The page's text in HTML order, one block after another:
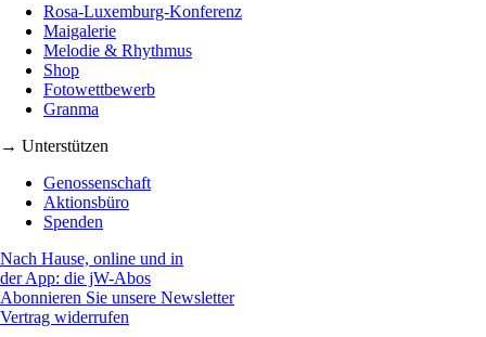
Rosa-Luxemburg-Konferenz
Maigalerie
Melodie & Rhythmus
Shop
Fotowettbewerb
Granma
→ Unterstützen
Genossenschaft
Aktionsbüro
Spenden
Nach Hause, online und in
der App: die jW-Abos
Abonnieren Sie unsere Newsletter
Vertrag widerrufen